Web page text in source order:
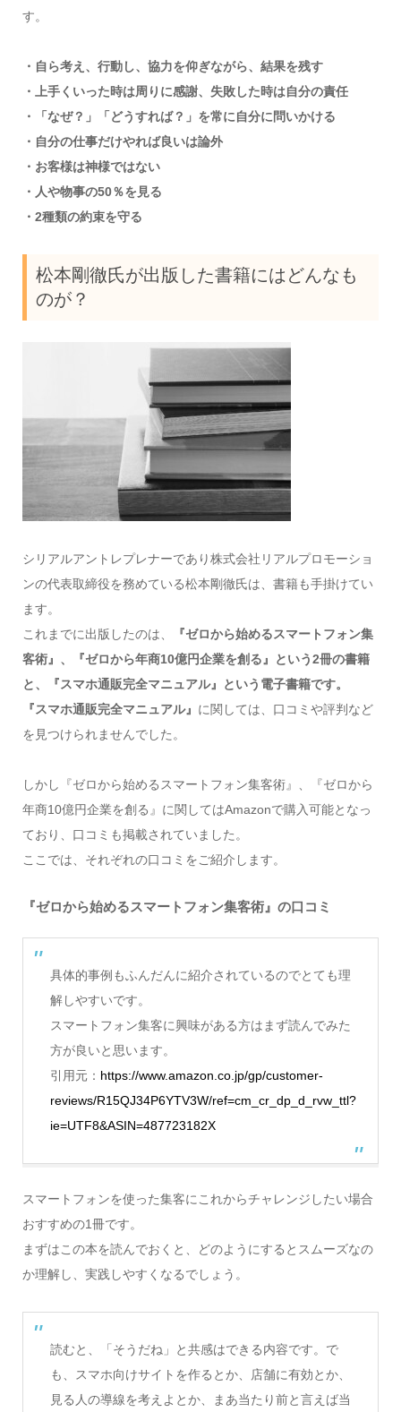
す。
・自ら考え、行動し、協力を仰ぎながら、結果を残す
・上手くいった時は周りに感謝、失敗した時は自分の責任
・「なぜ？」「どうすれば？」を常に自分に問いかける
・自分の仕事だけやれば良いは論外
・お客様は神様ではない
・人や物事の50％を見る
・2種類の約束を守る
松本剛徹氏が出版した書籍にはどんなも
のが？
シリアルアントレプレナーであり株式会社リアルプロモーショ
ンの代表取締役を務めている松本剛徹氏は、書籍も手掛けてい
ます。
これまでに出版したのは、
『ゼロから始めるスマートフォン集
客術』、『ゼロから年商10億円企業を創る』という2冊の書籍
と、『スマホ通販完全マニュアル』という電子書籍です。
『スマホ通販完全マニュアル』 に関しては、口コミや評判など
を見つけられませんでした。
しかし『ゼロから始めるスマートフォン集客術』、『ゼロから
年商10億円企業を創る』に関してはAmazonで購入可能となっ
ており、口コミも掲載されていました。
ここでは、それぞれの口コミをご紹介します。
『ゼロから始めるスマートフォン集客術』の口コミ
具体的事例もふんだんに紹介されているのでとても理
解しやすいです。
スマートフォン集客に興味がある方はまず読んでみた
方が良いと思います。
引用元： https://www.amazon.co.jp/gp/customer-
reviews/R15QJ34P6YTV3W/ref=cm_cr_dp_d_rvw_ttl?
ie=UTF8&ASIN=487723182X
スマートフォンを使った集客にこれからチャレンジしたい場合
おすすめの1冊です。
まずはこの本を読んでおくと、どのようにするとスムーズなの
か理解し、実践しやすくなるでしょう。
読むと、「そうだね」と共感はできる内容です。で
も、スマホ向けサイトを作るとか、店舗に有効とか、
見る人の導線を考えよとか、まあ当たり前と言えば当